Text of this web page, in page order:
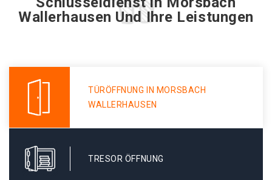
Wallerhausen Und Ihre Leistungen
TÜRÖFFNUNG IN MORSBACH
WALLERHAUSEN
TRESOR ÖFFNUNG